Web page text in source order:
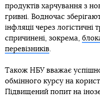
продуктів харчування з
гривні. Водночас
інфляції через
спричинені, зокрема,
перевізників.
Також НБУ вважає
обмінного курсу на
Підвищений попит на